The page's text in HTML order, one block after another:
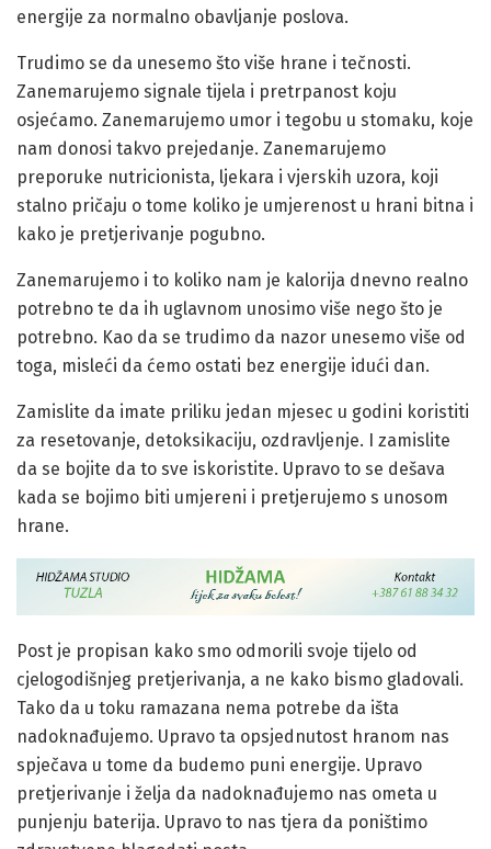
energije za normalno obavljanje poslova.
Trudimo se da unesemo što više hrane i tečnosti.
Zanemarujemo signale tijela i pretrpanost koju
osjećamo. Zanemarujemo umor i tegobu u stomaku, koje
nam donosi takvo prejedanje. Zanemarujemo
preporuke nutricionista, ljekara i vjerskih uzora, koji
stalno pričaju o tome koliko je umjerenost u hrani bitna i
kako je pretjerivanje pogubno.
Zanemarujemo i to koliko nam je kalorija dnevno realno
potrebno te da ih uglavnom unosimo više nego što je
potrebno. Kao da se trudimo da nazor unesemo više od
toga, misleći da ćemo ostati bez energije idući dan.
Zamislite da imate priliku jedan mjesec u godini koristiti
za resetovanje, detoksikaciju, ozdravljenje. I zamislite
da se bojite da to sve iskoristite. Upravo to se dešava
kada se bojimo biti umjereni i pretjerujemo s unosom
hrane.
Post je propisan kako smo odmorili svoje tijelo od
cjelogodišnjeg pretjerivanja, a ne kako bismo gladovali.
Tako da u toku ramazana nema potrebe da išta
nadoknađujemo. Upravo ta opsjednutost hranom nas
spječava u tome da budemo puni energije. Upravo
pretjerivanje i želja da nadoknađujemo nas ometa u
punjenju baterija. Upravo to nas tjera da poništimo